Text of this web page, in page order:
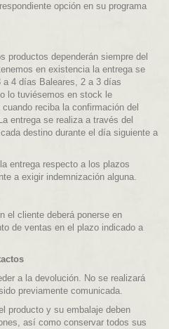
opción en su programa
productos dependerán siempre del
en existencia la entrega se
a 4 días Baleares, 2 a 3 días
lo tuviésemos en stock le
reciba la confirmación del
entrega se realiza a través del
destino durante el día siguiente a
entrega respecto a los plazos
a exigir indemnización alguna.
el cliente deberá ponerse en
de ventas en el plazo indicado a
a la devolución. No se realizará
previamente comunicada.
producto y su embalaje deben
así como conservar todos sus